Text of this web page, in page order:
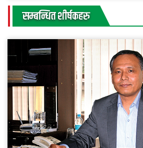
सम्बन्धित शीर्षकहरु